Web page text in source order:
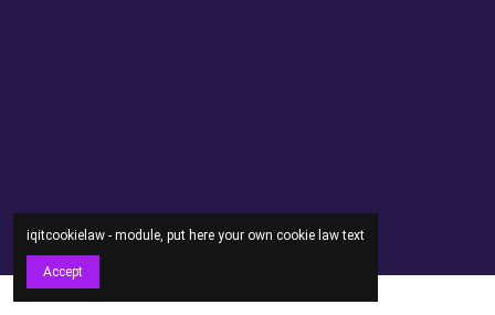
iqitcookielaw - module, put here your own cookie law text
Accept